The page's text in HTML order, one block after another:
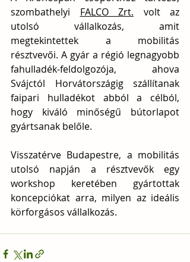
szombathelyi FALCO Zrt. volt az
utolsó vállalkozás, amit
megtekintettek a mobilitás
résztvevői. A gyár a régió legnagyobb
fahulladék-feldolgozója, ahova
Svájctól Horvátországig szállítanak
faipari hulladékot abból a célból,
hogy kiváló minőségű bútorlapot
gyártsanak belőle.
Visszatérve Budapestre, a mobilitás
utolsó napján a résztvevők egy
workshop keretében gyártottak
koncepciókat arra, milyen az ideális
körforgásos vállalkozás.